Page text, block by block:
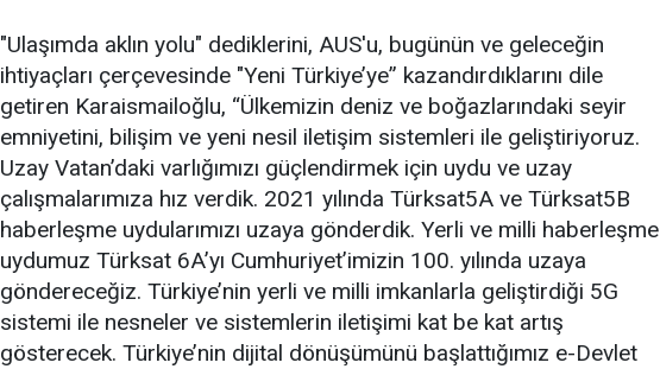
"Ulaşımda aklın yolu" dediklerini, AUS'u, bugünün ve geleceğin
ihtiyaçları çerçevesinde "Yeni Türkiye’ye” kazandırdıklarını dile
getiren Karaismailoğlu, “Ülkemizin deniz ve boğazlarındaki seyir
emniyetini, bilişim ve yeni nesil iletişim sistemleri ile geliştiriyoruz.
Uzay Vatan’daki varlığımızı güçlendirmek için uydu ve uzay
çalışmalarımıza hız verdik. 2021 yılında Türksat5A ve Türksat5B
haberleşme uydularımızı uzaya gönderdik. Yerli ve milli haberleşme
uydumuz Türksat 6A’yı Cumhuriyet’imizin 100. yılında uzaya
göndereceğiz. Türkiye’nin yerli ve milli imkanlarla geliştirdiği 5G
sistemi ile nesneler ve sistemlerin iletişimi kat be kat artış
gösterecek. Türkiye’nin dijital dönüşümünü başlattığımız e-Devlet